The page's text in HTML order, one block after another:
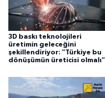
3D baskı teknolojileri
üretimin geleceğini
şekillendiriyor: "Türkiye bu
dönüşümün üreticisi olmalı"